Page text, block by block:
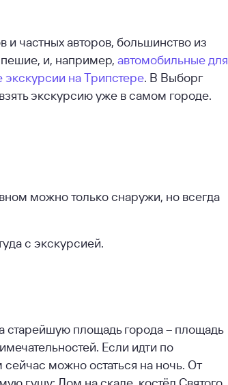
частных авторов, большинство из
и, например, автомобильные для
экскурсии на Трипстере. В Выборг
экскурсию уже в самом городе.
можно только снаружи, но всегда
с экскурсией.
старейшую площадь города – площадь
Если идти по
можно остаться на ночь. От